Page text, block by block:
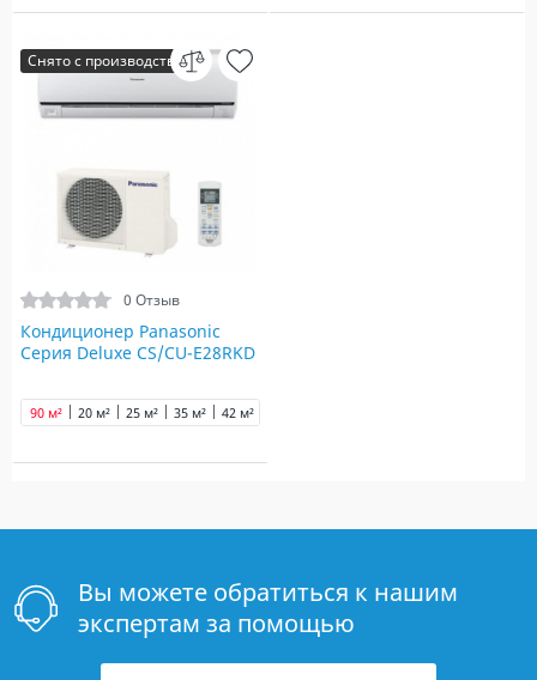
Снято с производства
0 Отзыв
Кондиционер Panasonic
Серия Deluxe CS/CU-E28RKD
20 м² 25 м² 35 м² 42 м²
90 м²
Вы можете обратиться к нашим
экспертам за помощью